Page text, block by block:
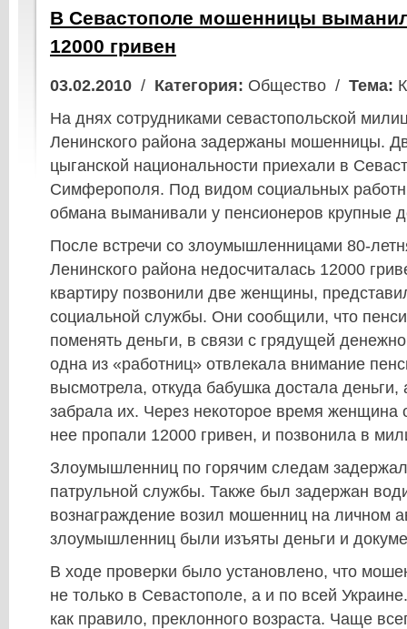
В Севастополе мошенницы
12000 гривен
03.02.2010 / Категория: Общество / Тема:
На днях сотрудниками севастопольской
Ленинского района задержаны мошенницы.
цыганской национальности приехали в
Симферополя. Под видом социальных
обмана выманивали у пенсионеров крупные
После встречи со злоумышленницами 80-
Ленинского района недосчиталась 12000
квартиру позвонили две женщины,
социальной службы. Они сообщили, что
поменять деньги, в связи с грядущей
одна из «работниц» отвлекала внимание
высмотрела, откуда бабушка достала деньги,
забрала их. Через некоторое время женщина
нее пропали 12000 гривен, и позвонила в
Злоумышленниц по горячим следам
патрульной службы. Также был задержан
вознаграждение возил мошенниц на личном
злоумышленниц были изъяты деньги и
В ходе проверки было установлено, что
не только в Севастополе, а и по всей
как правило, преклонного возраста. Чаще